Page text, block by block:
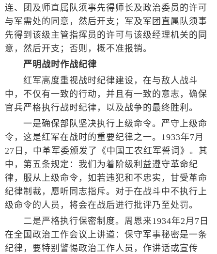
连、团及师直属队须事先得师长及政治委员的许可
与军需处的同意，然后开支；军及军团直属队须事
先得到该级主管指挥员的许可与该级经理机关的同
意，然后开支；否则，概不准报销。
严明战时作战纪律
红军高度重视战时纪律建设，在与敌人战斗
中，不仅有一致的行动，并且有一致的意志，确保
官兵严格执行战时纪律，以及战争的最终胜利。
一是确保部队坚决执行上级命令。严守上级命
令，这是红军在战时的重要纪律之一。1933年7月
27日，中革军委颁发了《中国工农红军誓词》。其
中，第五条规定：我们为着阶级利益遵守革命纪
律，服从上级命令，如若违犯和不忠实，甘受革命
纪律制裁，愿听同志指斥。对于在战斗中不执行上
级命令的人员，将会在战后进行批评乃至处罚。
二是严格执行保密制度。周恩来1934年2月7日
在全国政治工作会议上讲道：保守军事秘密是一条
纪律，要特别警惕政治工作人员，作讲话或宣传